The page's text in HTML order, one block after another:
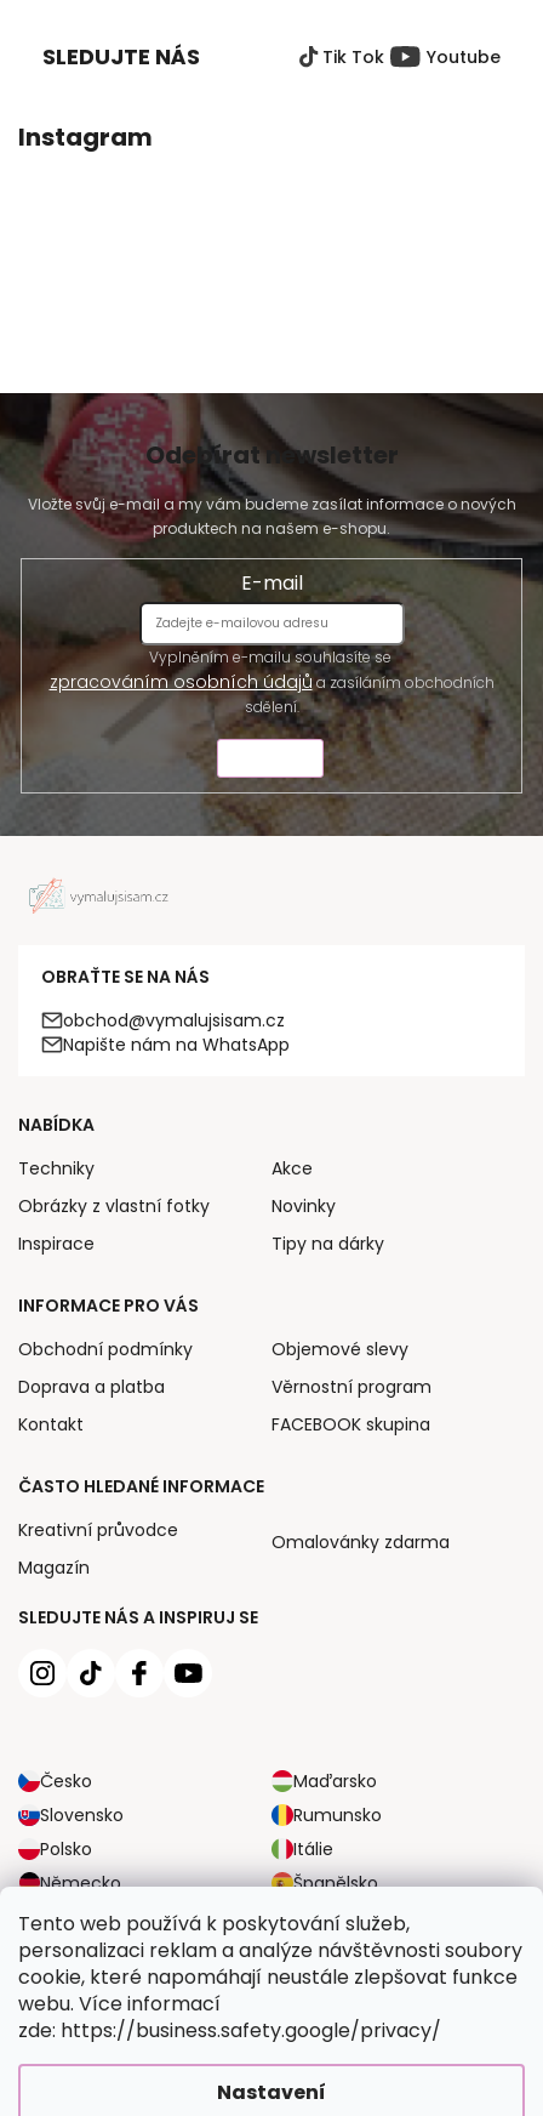
Tento web používá k poskytování služeb,
personalizaci reklam a analýze návštěvnosti soubory
cookie, které napomáhají neustále zlepšovat funkce
webu. Více informací
zde: https://business.safety.google/privacy/
Nastavení
SLEDUJTE NÁS Tik Tok Youtube
Instagram
Odebírat newsletter
Vložte svůj e-mail a my vám budeme zasílat informace o nových
produktech na našem e-shopu.
E-mail
Vyplněním e-mailu souhlasíte se
zpracováním osobních údajůa zasíláním obchodních
sdělení.
OBRAŤTE SE NA NÁS
obchod@vymalujsisam.cz
Napište nám na WhatsApp
SLEDUJTE NÁS A INSPIRUJ SE
Česko
Maďarsko
Slovensko
Rumunsko
Polsko
Itálie
Německo
Španělsko
Velká Británie
Rakousko
NABÍDKA
Techniky
Obrázky z vlastní fotky
Inspirace
Akce
Novinky
Tipy na dárky
INFORMACE PRO VÁS
Obchodní podmínky
Doprava a platba
Kontakt
Objemové slevy
Věrnostní program
FACEBOOK skupina
ČASTO HLEDANÉ INFORMACE
Kreativní průvodce
Magazín
Omalovánky zdarma
SPOLEHLIVÉ MOŽNOSTI DOPRAVY
BEZPEČNÉ MOŽNOSTI PLATBY